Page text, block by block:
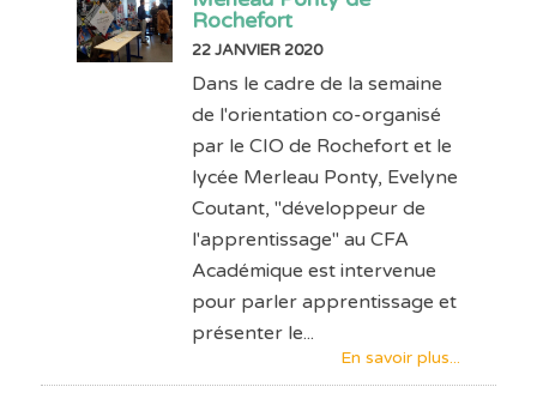
Rochefort
22 JANVIER 2020
Dans le cadre de la semaine
de l'orientation co-organisé
par le CIO de Rochefort et le
lycée Merleau Ponty, Evelyne
Coutant, "développeur de
l'apprentissage" au CFA
Académique est intervenue
pour parler apprentissage et
présenter le...
En savoir plus...